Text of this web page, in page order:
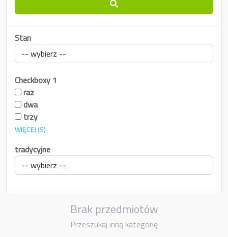
Stan
Checkboxy 1
raz
dwa
trzy
WIĘCEJ(5)
tradycyjne
Brak przedmiotów
Przeszukaj inną kategorię